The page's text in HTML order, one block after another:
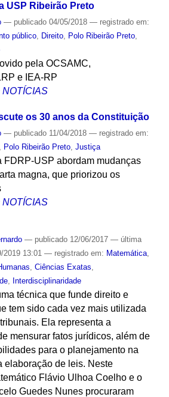
USP Ribeirão Preto
— publicado04/05/2018 — registrado em:
público, Direito, Polo Ribeirão Preto,
pela OCSAMC,
e IEA-RP
NOTÍCIAS
os 30 anos da Constituição
— publicado11/04/2018 — registrado em:
Polo Ribeirão Preto, Justiça
FDRP-USP abordam mudanças
magna, que priorizou os
NOTÍCIAS
— publicado12/06/2017 — última
13:01 — registrado em: Matemática,
Ciências Exatas
, Interdisciplinaridade
técnica que funde direito e
tem sido cada vez mais utilizada
Ela representa a
mensurar fatos jurídicos, além de
para o planejamento na
elaboração de leis. Neste
Flávio Ulhoa Coelho e o
Guedes Nunes procuraram